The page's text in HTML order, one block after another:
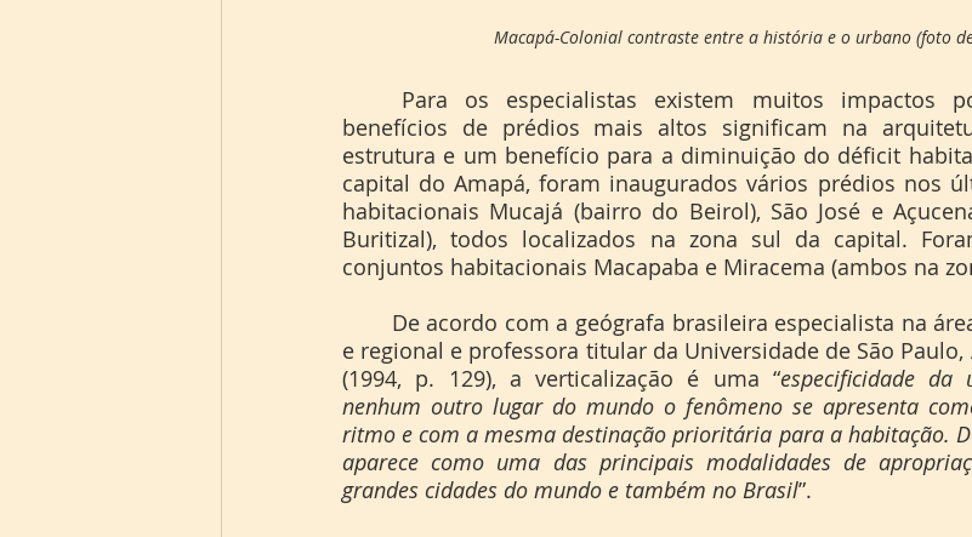
Macapá-Colonial contraste entre a história e o urbano (foto
benefícios de prédios mais altos significam na
estrutura e um benefício para a diminuição do déficit
capital do Amapá, foram inaugurados vários prédios nos
habitacionais Mucajá (bairro do Beirol), São José e
Buritizal), todos localizados na zona sul da capital.
conjuntos habitacionais Macapaba e Miracema (ambos na
e regional e professora titular da Universidade de São Paulo,
(1994, p. 129), a verticalização é uma “especificidade da
nenhum outro lugar do mundo o fenômeno se apresenta
ritmo e com a mesma destinação prioritária para a habitação.
aparece como uma das principais modalidades de
grandes cidades do mundo e também no Brasil”.